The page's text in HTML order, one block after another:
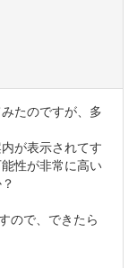
たのですが、多
が表示されてす
性が非常に高い
ので、できたら